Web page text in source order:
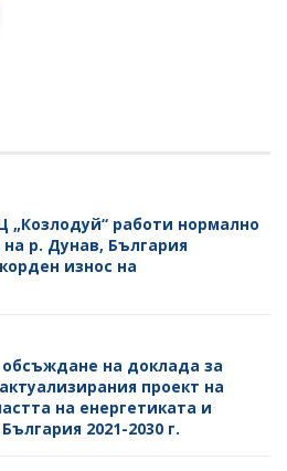
„Козлодуй“ работи нормално
р. Дунав, България
износ на
на доклада за
проект на
на енергетиката и
2021-2030 г.